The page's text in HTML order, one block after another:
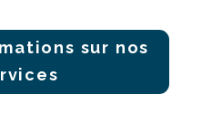
sur nos